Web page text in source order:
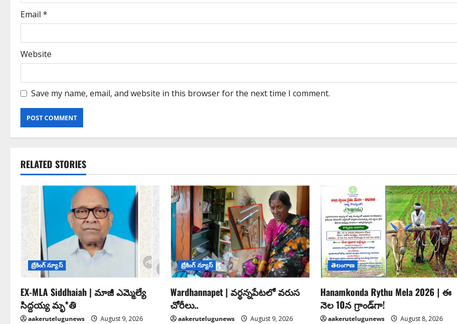
Email *
Website
Save my name, email, and website in this browser for the next time I comment.
RELATED STORIES
బ్రేకింగ్ న్యూస్
EX-MLA Siddhaiah | మాజీ ఎమ్మెల్యే
సిద్దయ్య మృ*తి
aakerutelugunews
August 9, 2026
బ్రేకింగ్ న్యూస్
Wardhannapet | వర్ధన్నపేటలో వరుస
చోరీలు..
aakerutelugunews
August 9, 2026
తెలంగాణ
Hanamkonda Rythu Mela 2026 | ఈ
నెల 10న గ్రాండ్‌గా!
aakerutelugunews
August 8, 2026